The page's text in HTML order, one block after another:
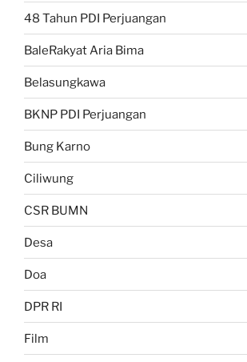
48 Tahun PDI Perjuangan
BaleRakyat Aria Bima
Belasungkawa
BKNP PDI Perjuangan
Bung Karno
Ciliwung
CSR BUMN
Desa
Doa
DPR RI
Film